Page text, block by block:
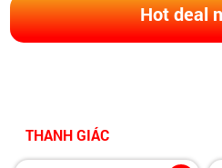
Hot deal
THANH GIÁC